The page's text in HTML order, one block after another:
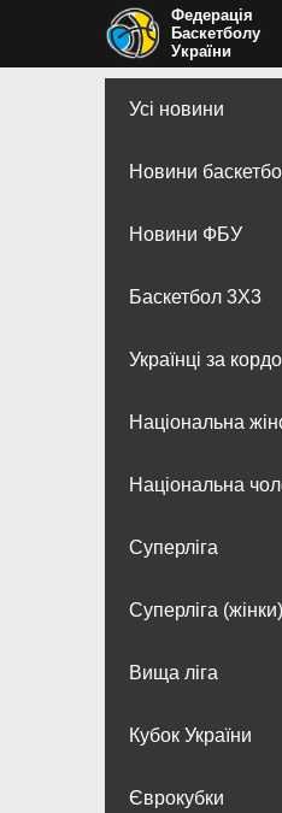
Федерація
Баскетболу
України
Усі новини
Новини
Новини ФБУ
Баскетбол 3Х3
Українці за
Національна
Національна
Суперліга
Суперліга (жінки)
Вища лiга
Кубок України
Єврокубки